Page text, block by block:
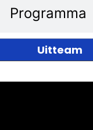
Programma
Uitteam